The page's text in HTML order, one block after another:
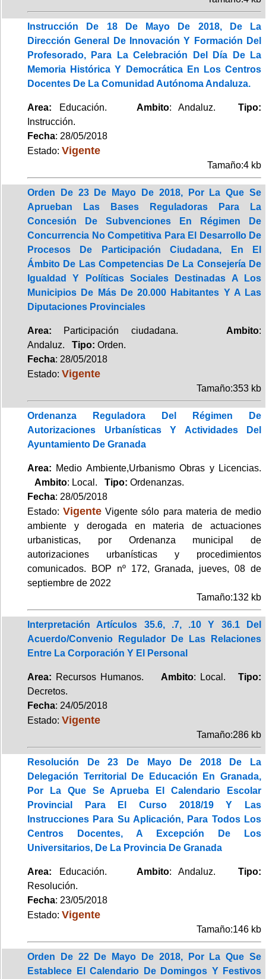
Instrucción De 18 De Mayo De 2018, De La
Dirección General De Innovación Y Formación Del
Profesorado, Para La Celebración Del Día De La
Memoria Histórica Y Democrática En Los Centros
Docentes De La Comunidad Autónoma Andaluza.
Area: Educación. Ambito: Andaluz.Tipo:
Instrucción.
Fecha: 28/05/2018
Estado: Vigente
Tamaño:4 kb
Orden De 23 De Mayo De 2018, Por La Que Se
Aprueban Las Bases Reguladoras Para La
Concesión De Subvenciones En Régimen De
Concurrencia No Competitiva Para El Desarrollo De
Procesos De Participación Ciudadana, En El
Ámbito De Las Competencias De La Consejería De
Igualdad Y Políticas Sociales Destinadas A Los
Municipios De Más De 20.000 Habitantes Y A Las
Diputaciones Provinciales
Area: Participación ciudadana. Ambito:
Andaluz. Tipo: Orden.
Fecha: 28/05/2018
Estado: Vigente
Tamaño:353 kb
Ordenanza Reguladora Del Régimen De
Autorizaciones Urbanísticas Y Actividades Del
Ayuntamiento De Granada
Area: Medio Ambiente,Urbanismo Obras y Licencias.
Ambito: Local. Tipo: Ordenanzas.
Fecha: 28/05/2018
Estado:Vigente Vigente sólo para materia de medio
ambiente y derogada en materia de actuaciones
urbanisticas, por Ordenanza municipal de
autorizaciones urbanísticas y procedimientos
comunicados. BOP nº 172, Granada, jueves, 08 de
septiembre de 2022
Tamaño:132 kb
Interpretación Artículos 35.6, .7, .10 Y 36.1 Del
Acuerdo/Convenio Regulador De Las Relaciones
Entre La Corporación Y El Personal
Area: Recursos Humanos. Ambito: Local.Tipo:
Decretos.
Fecha: 24/05/2018
Estado: Vigente
Tamaño:286 kb
Resolución De 23 De Mayo De 2018 De La
Delegación Territorial De Educación En Granada,
Por La Que Se Aprueba El Calendario Escolar
Provincial Para El Curso 2018/19 Y Las
Instrucciones Para Su Aplicación, Para Todos Los
Centros Docentes, A Excepción De Los
Universitarios, De La Provincia De Granada
Area: Educación. Ambito: Andaluz.Tipo:
Resolución.
Fecha: 23/05/2018
Estado: Vigente
Tamaño:146 kb
Orden De 22 De Mayo De 2018, Por La Que Se
Establece El Calendario De Domingos Y Festivos